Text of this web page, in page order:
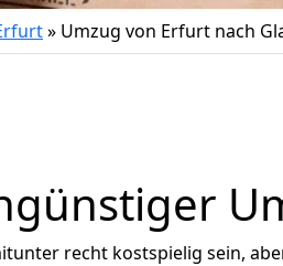
» Umzug von Erfurt nach
recht kostspielig sein,